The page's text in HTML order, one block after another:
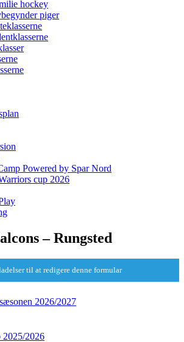
hockey
piger
Powered by Spar Nord
cup 2026
– Rungsted
til at redigere denne formular
2026/2027
2026